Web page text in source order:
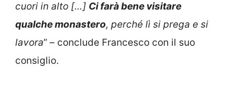
cuori in alto […] Ci farà bene visitare
qualche monastero, perché lì si prega e si
lavora” – conclude Francesco con il suo
consiglio.